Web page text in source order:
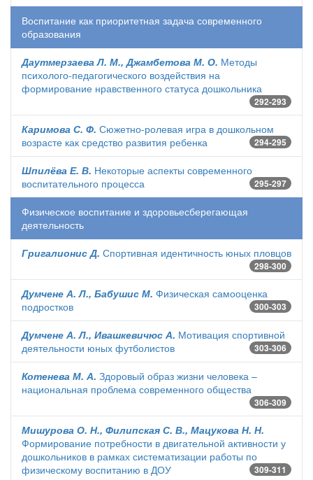
Воспитание как приоритетная задача современного
образования
Даутмерзаева Л. М., Джамбетова М. О. Методы
психолого-педагогического воздействия на
формирование нравственного статуса дошкольника
292-293
Каримова С. Ф. Сюжетно-ролевая игра в дошкольном
возрасте как средство развития ребенка
294-295
Шпилёва Е. В. Некоторые аспекты современного
воспитательного процесса
295-297
Физическое воспитание и здоровьесберегающая
деятельность
Григалионис Д. Спортивная идентичность юных пловцов
298-300
Думчене А. Л., Бабушис М. Физическая самооценка
подростков
300-303
Думчене А. Л., Ивашкевичюс А. Мотивация спортивной
деятельности юных футболистов
303-306
Котенева М. А. Здоровый образ жизни человека –
национальная проблема современного общества
306-309
Мишурова О. Н., Филипская С. В., Мацукова Н. Н.
Формирование потребности в двигательной активности у
дошкольников в рамках систематизации работы по
физическому воспитанию в ДОУ
309-311